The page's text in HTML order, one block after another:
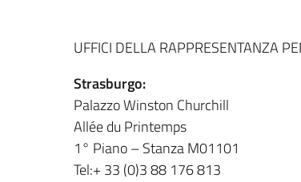
UFFICI DELLA RAPPRESENTANZA
Strasburgo:
Palazzo Winston Churchill
Allée du Printemps
1° Piano – Stanza M01101
Tel:+ 33 (0)3 88 176 813